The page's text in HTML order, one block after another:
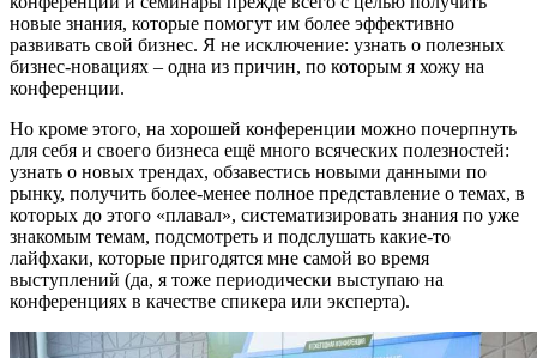
новые знания, которые помогут им более эффективно
развивать свой бизнес. Я не исключение: узнать о полезных
бизнес-новациях – одна из причин, по которым я хожу на
конференции.
Но кроме этого, на хорошей конференции можно почерпнуть
для себя и своего бизнеса ещё много всяческих полезностей:
узнать о новых трендах, обзавестись новыми данными по
рынку, получить более-менее полное представление о темах, в
которых до этого «плавал», систематизировать знания по уже
знакомым темам, подсмотреть и подслушать какие-то
лайфхаки, которые пригодятся мне самой во время
выступлений (да, я тоже периодически выступаю на
конференциях в качестве спикера или эксперта).